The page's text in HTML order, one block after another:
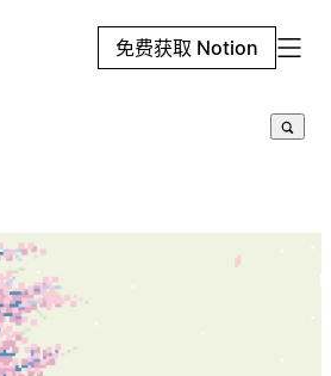
免费获取 Notion